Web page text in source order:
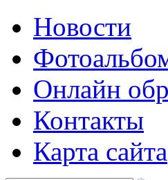
Новости
Онлайн
Контакты
Карта сайта